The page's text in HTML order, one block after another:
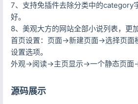
7、支持免插件去除分类中的category
好。
8、美观大方的网站全部小说列表，更
首页设置：页面->新建页面->选择页面
设置选项。
外观->阅读->主页显示->一个静态页面
源码展示